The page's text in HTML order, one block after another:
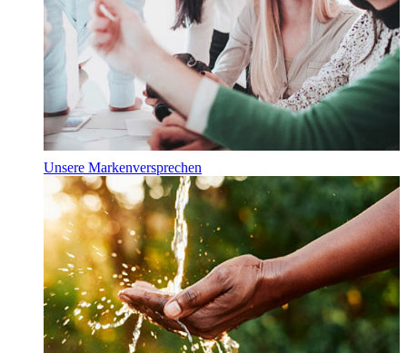
Unsere Markenversprechen